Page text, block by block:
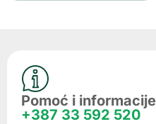
Pomoć i informacije
+387 33 592 520